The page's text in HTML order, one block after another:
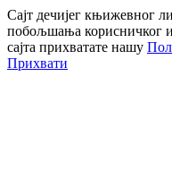
Сајт дечијег књижевног
побољшања корисничког
сајта прихватате нашу
Прихвати